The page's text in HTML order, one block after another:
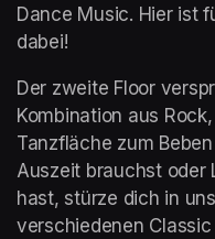
Dance Music. Hier ist
dabei!
Der zweite Floor
Kombination aus
Tanzfläche zum
Auszeit brauchst oder
hast, stürze dich in
verschiedenen